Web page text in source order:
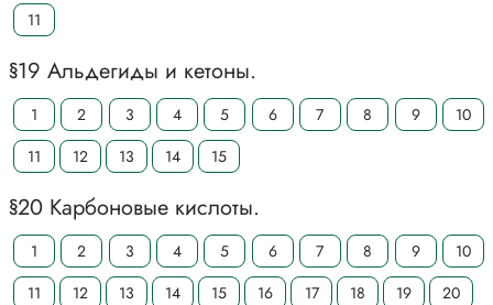
11
§19 Альдегиды и кетоны.
1 2 3 4 5 6 7 8 9
10
11
12 13 14 15
§20 Карбоновые кислоты.
1 2 3 4 5 6 7 8 9
10
11
12 13 14 15 16 17 18 19 20